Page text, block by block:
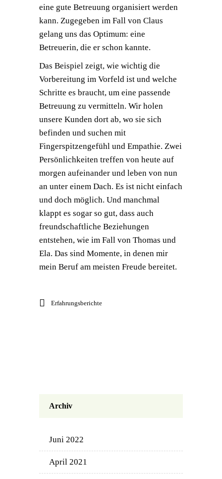
eine gute Betreuung organisiert werden
kann. Zugegeben im Fall von Claus
gelang uns das Optimum: eine
Betreuerin, die er schon kannte.
Das Beispiel zeigt, wie wichtig die
Vorbereitung im Vorfeld ist und welche
Schritte es braucht, um eine passende
Betreuung zu vermitteln. Wir holen
unsere Kunden dort ab, wo sie sich
befinden und suchen mit
Fingerspitzengefühl und Empathie. Zwei
Persönlichkeiten treffen von heute auf
morgen aufeinander und leben von nun
an unter einem Dach. Es ist nicht einfach
und doch möglich. Und manchmal
klappt es sogar so gut, dass auch
freundschaftliche Beziehungen
entstehen, wie im Fall von Thomas und
Ela. Das sind Momente, in denen mir
mein Beruf am meisten Freude bereitet.
Erfahrungsberichte
Archiv
Juni 2022
April 2021